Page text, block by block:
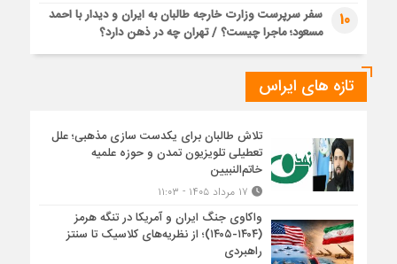
10
سفر سرپرست وزارت خارجه طالبان به ایران و دیدار با احمد
مسعود؛ ماجرا چیست؟ / تهران چه در ذهن دارد؟
تازه های ایراس
تلاش طالبان برای یکدست سازی مذهبی؛ علل
تعطیلی تلویزیون تمدن و حوزه علمیه
خاتم‌النبیین
واکاوی جنگ ایران و آمریکا در تنگه هرمز
(۱۴۰۴-۱۴۰۵)؛ از نظریه‌های کلاسیک تا سنتز
راهبردی